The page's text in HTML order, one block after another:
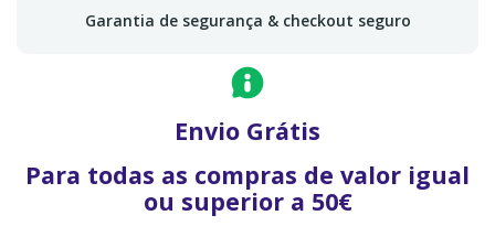
Garantia de segurança & checkout seguro
Envio Grátis
Para todas as compras de valor igual
ou superior a 50€